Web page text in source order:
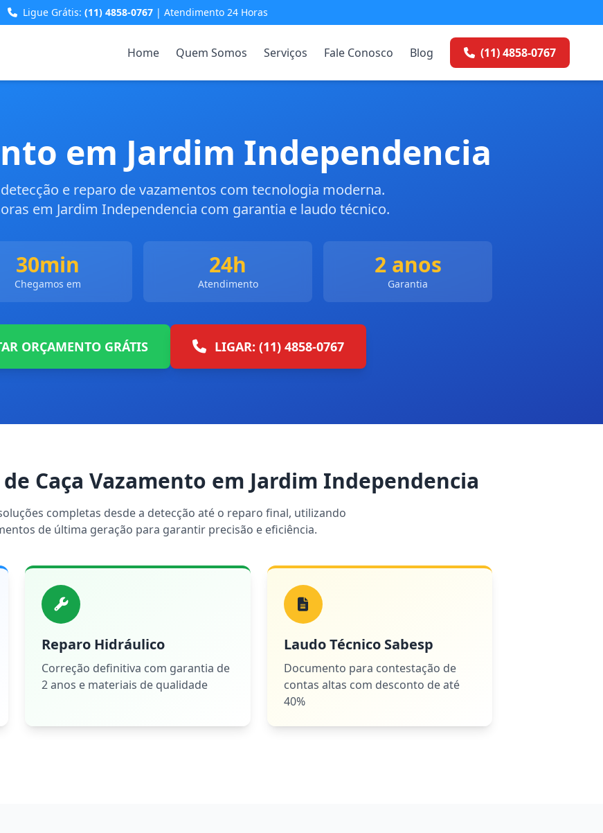
Ligue Grátis: (11) 4858-0767 | Atendimento 24 Horas
Home Quem Somos Serviços Fale Conosco Blog (11) 4858-0767
em Jardim Independencia
e reparo de vazamentos com tecnologia moderna.
em Jardim Independencia com garantia e laudo técnico.
30min
Chegamos em
24h
Atendimento
2 anos
Garantia
ORÇAMENTO GRÁTIS LIGAR: (11) 4858-0767
Caça Vazamento em Jardim Independencia
completas desde a detecção até o reparo final, utilizando
de última geração para garantir precisão e eficiência.
Reparo Hidráulico
Correção definitiva com garantia de
2 anos e materiais de qualidade
Laudo Técnico Sabesp
Documento para contestação de
contas altas com desconto de até
40%